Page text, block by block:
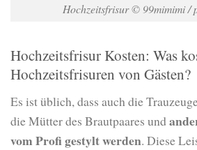
Hochzeitsfrisur © 99mimimi /
Hochzeitsfrisur Kosten: Was
Hochzeitsfrisuren von Gästen?
Es ist üblich, dass auch die
die Mütter des Brautpaares und
vom Profi gestylt werden. Diese